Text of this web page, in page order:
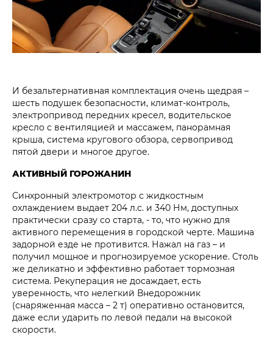
И безальтернативная комплектация очень щедрая –
шесть подушек безопасности, климат-контроль,
электропривод передних кресел, водительское
кресло с вентиляцией и массажем, панорамная
крыша, система кругового обзора, сервопривод
пятой двери и многое другое.
АКТИВНЫЙ ГОРОЖАНИН
Синхронный электромотор с жидкостным
охлаждением выдает 204 л.с. и 340 Нм, доступных
практически сразу со старта, - то, что нужно для
активного перемещения в городской черте. Машина
задорной езде не противится. Нажал на газ – и
получил мощное и прогнозируемое ускорение. Столь
же деликатно и эффективно работает тормозная
система. Рекуперация не досаждает, есть
уверенность, что нелегкий Внедорожник
(снаряженная масса – 2 т) оперативно остановится,
даже если ударить по левой педали на высокой
скорости.